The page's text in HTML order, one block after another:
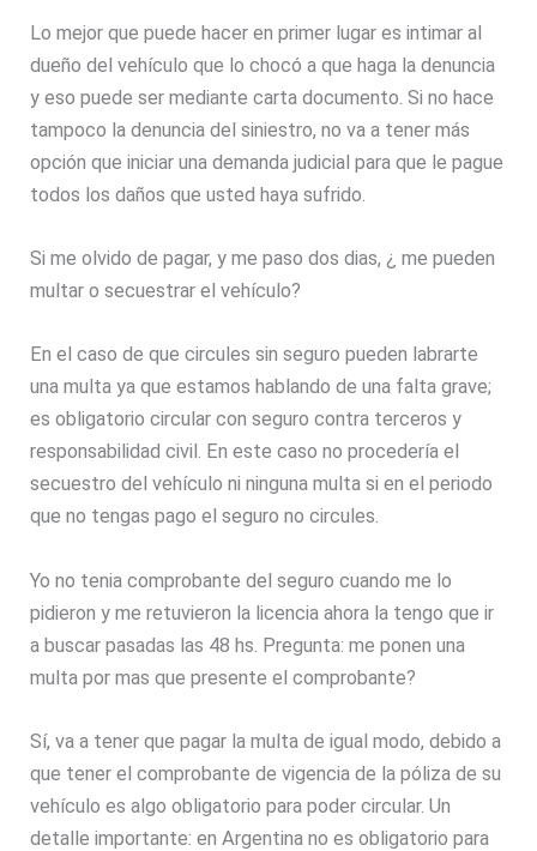
Lo mejor que puede hacer en primer lugar es intimar al
dueño del vehículo que lo chocó a que haga la denuncia
y eso puede ser mediante carta documento. Si no hace
tampoco la denuncia del siniestro, no va a tener más
opción que iniciar una demanda judicial para que le pague
todos los daños que usted haya sufrido.
Si me olvido de pagar, y me paso dos dias, ¿ me pueden
multar o secuestrar el vehículo?
En el caso de que circules sin seguro pueden labrarte
una multa ya que estamos hablando de una falta grave;
es obligatorio circular con seguro contra terceros y
responsabilidad civil. En este caso no procedería el
secuestro del vehículo ni ninguna multa si en el periodo
que no tengas pago el seguro no circules.
Yo no tenia comprobante del seguro cuando me lo
pidieron y me retuvieron la licencia ahora la tengo que ir
a buscar pasadas las 48 hs. Pregunta: me ponen una
multa por mas que presente el comprobante?
Sí, va a tener que pagar la multa de igual modo, debido a
que tener el comprobante de vigencia de la póliza de su
vehículo es algo obligatorio para poder circular. Un
detalle importante: en Argentina no es obligatorio para